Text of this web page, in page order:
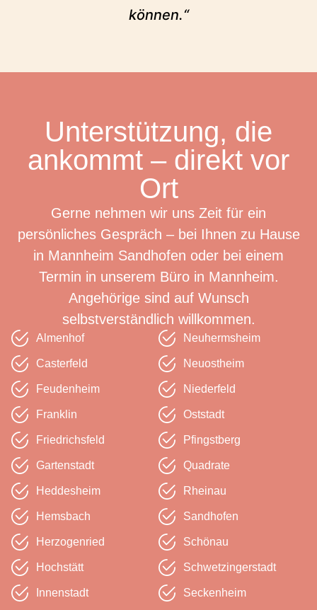
können.“
Unterstützung, die
ankommt – direkt vor
Ort
Gerne nehmen wir uns Zeit für ein
persönliches Gespräch – bei Ihnen zu Hause
in Mannheim Sandhofen oder bei einem
Termin in unserem Büro in Mannheim.
Angehörige sind auf Wunsch
selbstverständlich willkommen.
Almenhof
Casterfeld
Feudenheim
Franklin
Friedrichsfeld
Gartenstadt
Heddesheim
Hemsbach
Herzogenried
Hochstätt
Innenstadt
Neuhermsheim
Neuostheim
Niederfeld
Oststadt
Pfingstberg
Quadrate
Rheinau
Sandhofen
Schönau
Schwetzinger­stadt
Seckenheim